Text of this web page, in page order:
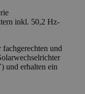
inkl. 50,2 Hz-
und
und erhalten ein